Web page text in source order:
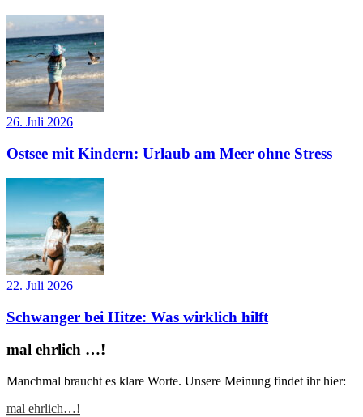
26. Juli 2026
Ostsee mit Kindern: Urlaub am Meer ohne Stress
22. Juli 2026
Schwanger bei Hitze: Was wirklich hilft
mal ehrlich …!
Manchmal braucht es klare Worte. Unsere Meinung findet ihr hier:
mal ehrlich…!